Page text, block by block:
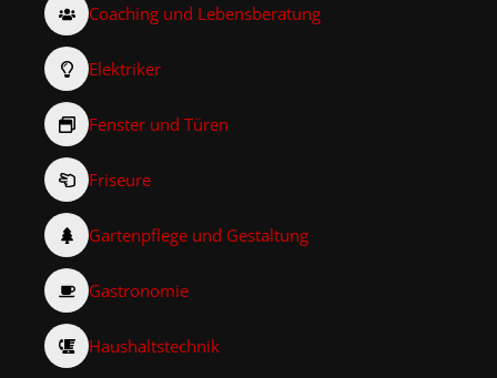
Coaching und Lebensberatung
Elektriker
Fenster und Türen
Friseure
Gartenpflege und Gestaltung
Gastronomie
Haushaltstechnik